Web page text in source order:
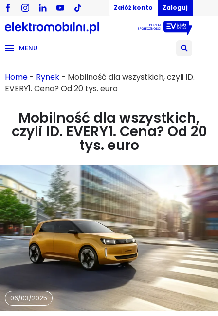
Załóż konto Zaloguj
MENU
Home - Rynek - Mobilność dla wszystkich, czyli ID.
EVERY1. Cena? Od 20 tys. euro
Mobilność dla wszystkich,
czyli ID. EVERY1. Cena? Od 20
tys. euro
06/03/2025